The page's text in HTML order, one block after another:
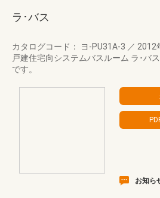
ラ･バス
カタログコード： ヨ-PU31A-3 ／ 2012
戸建住宅向システムバスルーム ラ･バ
です。
お知ら